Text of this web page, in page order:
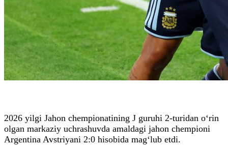
2026 yilgi Jahon chempionatining J guruhi 2-turidan o‘rin
olgan markaziy uchrashuvda amaldagi jahon chempioni
Argentina Avstriyani 2:0 hisobida mag‘lub etdi.